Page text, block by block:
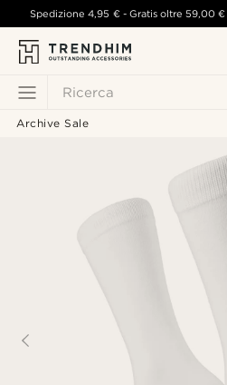
Ricerca
Spedizione4,95 €- Gratis oltre 59,00 €
Archive Sale